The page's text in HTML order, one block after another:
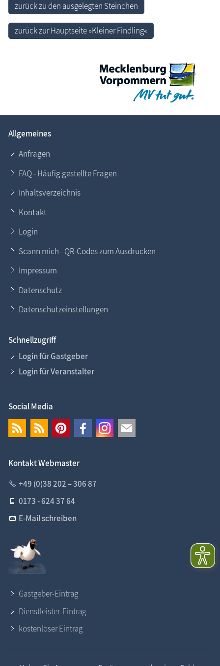
zurück zu den ausgelegten Steinchen
zurück zur Hauptseite »Kleiner Findling«
Allgemeines
Anfragen
FAQ - Häufig gestellte Fragen
Inhaltsverzeichnis
Kontakt
Login
Scann mich - QR-Codes zum Ausdrucken
Impressum
Datenschutz
Datenschutzeinstellungen
Schnellzugriff
Login für Gastgeber
Login für Veranstalter
Social Media
Kontakt Webmaster
+49 (0)38 202 – 306 87
0173 - 624 37 64
E-Mail schreiben
Gastgeber-Eintrag
Dienstleister-Eintrag
kostenloser Eintrag